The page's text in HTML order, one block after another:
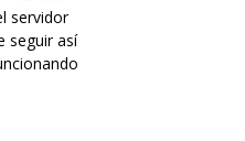
servidor
seguir así